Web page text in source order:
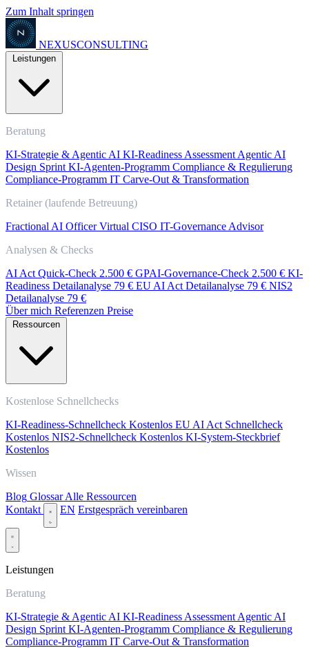
Zum Inhalt springen
NEXUSCONSULTING
Beratung
KI-Strategie & Agentic AI KI-Readiness Assessment Agentic AI
Design Sprint KI-Agenten-Programm Compliance & Regulierung
Compliance-Programm IT Carve-Out & Transformation
Retainer (laufende Betreuung)
Fractional AI Officer Virtual CISO IT-Governance Advisor
Analysen & Checks
AI Act Quick-Check 2.500 € GPAI-Governance-Check 2.500 € KI-
Readiness Detailanalyse 79 € EU AI Act Detailanalyse 79 € NIS2
Detailanalyse 79 €
Über mich Referenzen Preise
Kostenlose Schnellchecks
KI-Readiness-Schnellcheck Kostenlos EU AI Act Schnellcheck
Kostenlos NIS2-Schnellcheck Kostenlos KI-System-Steckbrief
Kostenlos
Wissen
Blog Glossar Alle Ressourcen
Kontakt
EN Erstgespräch vereinbaren
Leistungen
Beratung
KI-Strategie & Agentic AI KI-Readiness Assessment Agentic AI
Design Sprint KI-Agenten-Programm Compliance & Regulierung
Compliance-Programm IT Carve-Out & Transformation